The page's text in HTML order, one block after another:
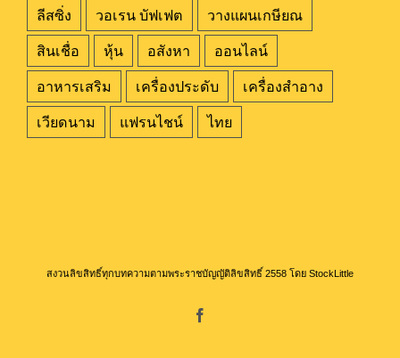
ลีสซิ่ง วอเรน บัฟเฟต วางแผนเกษียณ
สินเชื่อ หุ้น อสังหา ออนไลน์
อาหารเสริม เครื่องประดับ เครื่องสำอาง
เวียดนาม แฟรนไชน์ ไทย
สงวนลิขสิทธิ์ทุกบทความตามพระราชบัญญัติลิขสิทธิ์ 2558 โดย StockLittle